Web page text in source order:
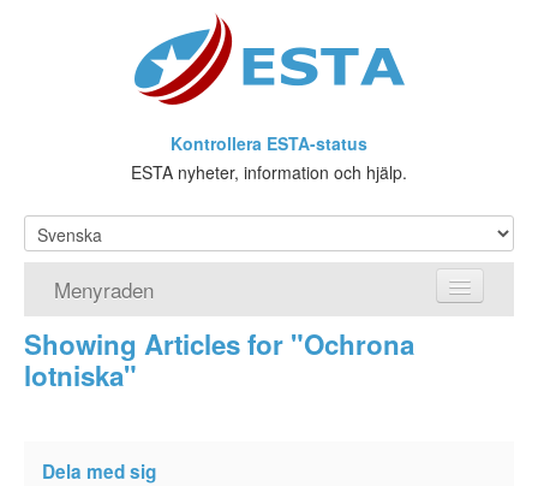
Kontrollera ESTA-status
ESTA nyheter, information och hjälp.
Menyraden
Hemsida
Showing Articles for "Ochrona
lotniska"
Dela med sig